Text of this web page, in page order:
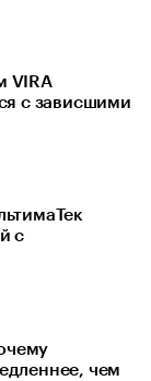
VIRA
с зависшими
с
чем